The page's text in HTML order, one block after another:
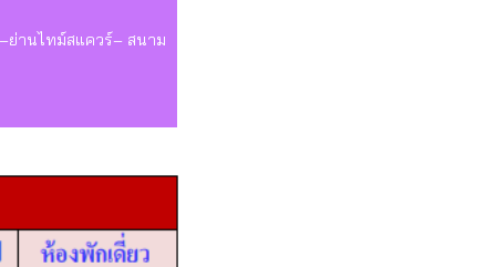
–ย่านไทม์สแควร์– สนาม